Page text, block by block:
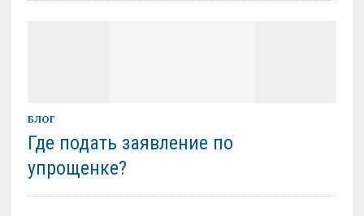
БЛОГ
Где подать заявление по
упрощенке?